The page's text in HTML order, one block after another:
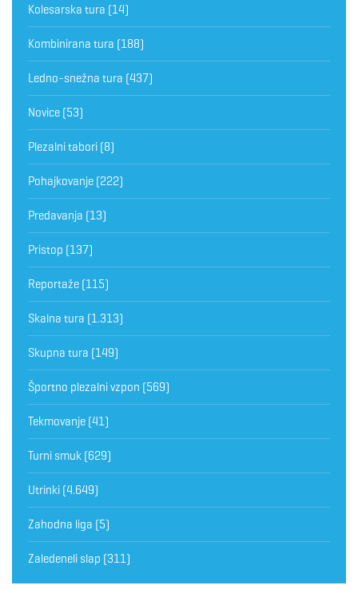
Kolesarska tura (14)
Kombinirana tura (188)
Ledno-snežna tura (437)
Novice (53)
Plezalni tabori (8)
Pohajkovanje (222)
Predavanja (13)
Pristop (137)
Reportaže (115)
Skalna tura (1.313)
Skupna tura (149)
Športno plezalni vzpon (569)
Tekmovanje (41)
Turni smuk (629)
Utrinki (4.649)
Zahodna liga (5)
Zaledeneli slap (311)